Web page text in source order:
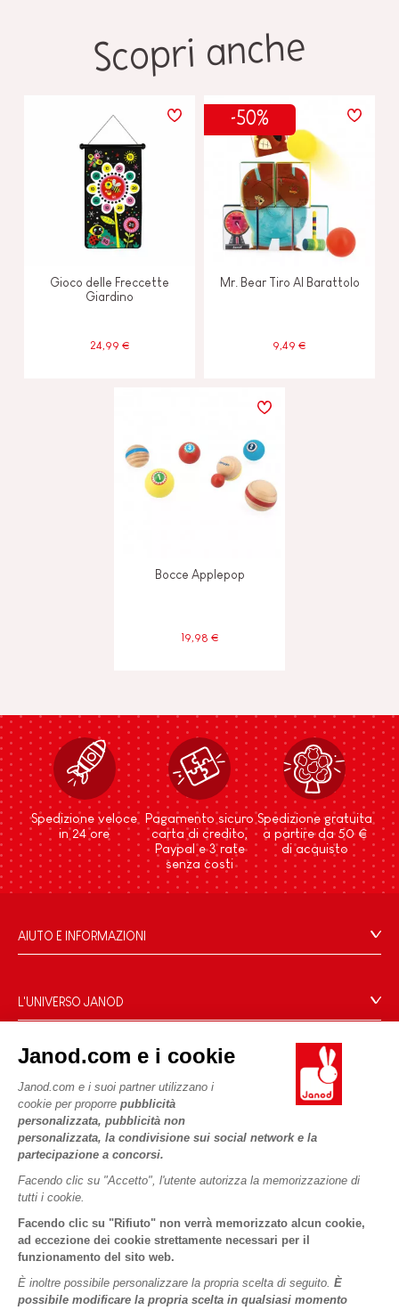
Janod.com e i cookie
Janod.com e i suoi partner utilizzano i
cookie per proporre pubblicità
personalizzata, pubblicità non
personalizzata, la condivisione sui social network e la
partecipazione a concorsi.
Facendo clic su "Accetto", l'utente autorizza la memorizzazione di
tutti i cookie.
Facendo clic su "Rifiuto" non verrà memorizzato alcun cookie,
ad eccezione dei cookie strettamente necessari per il
funzionamento del sito web.
È inoltre possibile personalizzare la propria scelta di seguito. È
possibile modificare la propria scelta in qualsiasi momento
Scopri anche
Gioco delle Freccette
Giardino
24,99 €
-50%
Mr. Bear Tiro Al Barattolo
9,49 €
Bocce Applepop
19,98 €
Spedizione veloce
in 24 ore
Pagamento sicuro
carta di credito,
Paypal e 3 rate
senza costi
Spedizione gratuita
a partire da 50 €
di acquisto
AIUTO E INFORMAZIONI
Domande Frequenti
Contatti
Negozi
Termini delle offerte
Dati personali
Cookies
Termini delle offerte
L'UNIVERSO JANOD
Le nostre attività
Impegni di RSI
Cos'è FSC®?
I NOSTRI SERVIZI
Pagamento
Acquista ora, paga dopo
Spedizione
Video
Regole di gioco e istruzioni
Pezzi staccati
Attività per bambini da scaricare
PROFESSIONALE
Contatti stampa
SEGUICI